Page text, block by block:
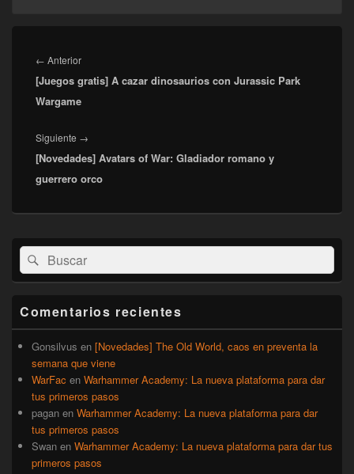
de
entradas
← AnteriorEntrada
anterior:
[Juegos gratis] A cazar dinosaurios con Jurassic Park
Wargame
Siguiente →
siguiente:
[Novedades] Avatars of War: Gladiador romano y
guerrero orco
El
área
de
lateral
primaria
Buscar
por:
Buscar
Comentarios recientes
Gonsilvus en [Novedades] The Old World, caos en preventa la
semana que viene
WarFac en Warhammer Academy: La nueva plataforma para dar
tus primeros pasos
pagan en Warhammer Academy: La nueva plataforma para dar
tus primeros pasos
Swan en Warhammer Academy: La nueva plataforma para dar tus
primeros pasos